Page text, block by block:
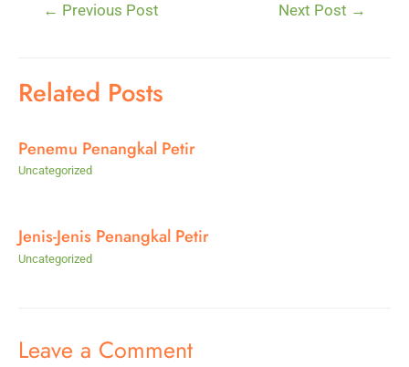
← Previous Post Next Post →
Related Posts
Penemu Penangkal Petir
Uncategorized
Jenis-Jenis Penangkal Petir
Uncategorized
Leave a Comment